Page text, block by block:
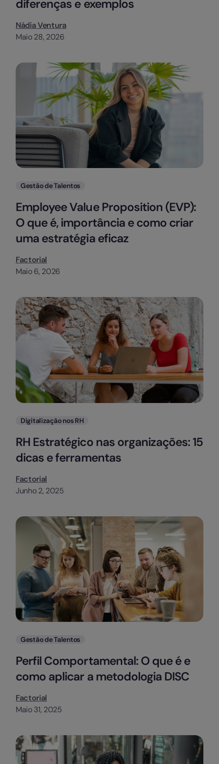
diferenças e exemplos
Nádia Ventura
Maio 28, 2026
Categorias
Gestão de Talentos
Employee Value Proposition (EVP):
O que é, importância e como criar
uma estratégia eficaz
Factorial
Maio 6, 2026
Categorias
Digitalização nos RH
RH Estratégico nas organizações: 15
dicas e ferramentas
Factorial
Junho 2, 2025
Categorias
Gestão de Talentos
Perfil Comportamental: O que é e
como aplicar a metodologia DISC
Factorial
Maio 31, 2025